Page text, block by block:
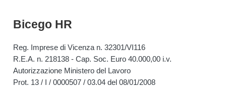
Bicego HR
Reg. Imprese di Vicenza n. 32301/VI116
R.E.A. n. 218138 - Cap. Soc. Euro 40.000,00 i.v.
Autorizzazione Ministero del Lavoro
Prot. 13 / I / 0000507 / 03.04 del 08/01/2008